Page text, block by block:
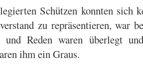
Schützen konnten sich
zu repräsentieren, war
und Reden waren überlegt
ihm ein Graus.